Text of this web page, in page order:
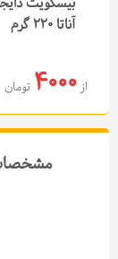
از4000 تومان
آناتا 220 گرم